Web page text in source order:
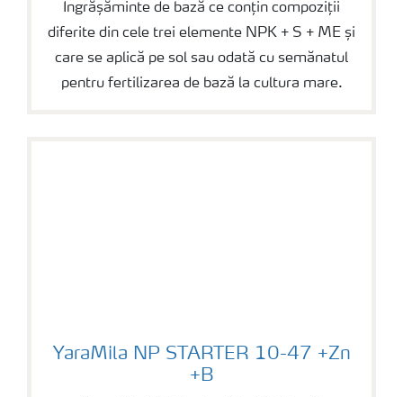
Îngrășăminte de bază ce conțin compoziții
diferite din cele trei elemente NPK + S + ME și
care se aplică pe sol sau odată cu semănatul
pentru fertilizarea de bază la cultura mare.
YaraMila NP STARTER 10-47 +Zn
+B